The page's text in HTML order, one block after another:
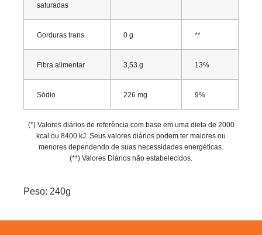
saturadas
Gorduras trans 0 g **
Fibra alimentar 3,53 g 13%
Sódio 226 mg 9%
(*) Valores diários de referência com base em uma dieta de 2000
kcal ou 8400 kJ. Seus valores diários podem ter maiores ou
menores dependendo de suas necessidades energéticas.
(**) Valores Diários não estabelecidos.
Peso: 240g